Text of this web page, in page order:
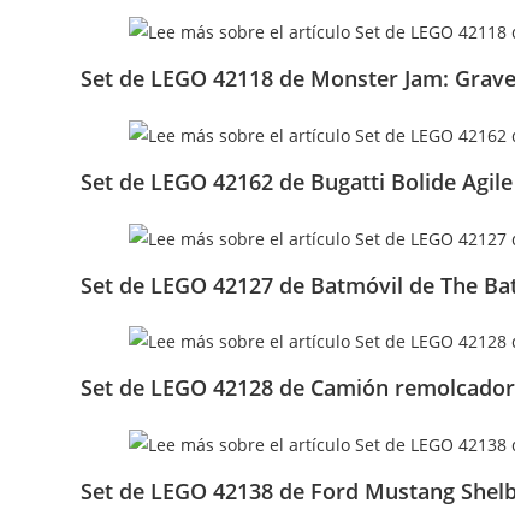
Set de LEGO 42118 de Monster Jam:
Set de LEGO 42162 de Bugatti Bolide
Set de LEGO 42127 de Batmóvil de The
Set de LEGO 42128 de Camión
Set de LEGO 42138 de Ford Mustang